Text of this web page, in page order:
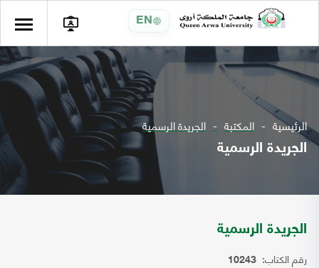
EN
الرئيسية المكتبة الجريدة الرسمية
الجريدة الرسمية
الجريدة الرسمية
رقم الكتاب: 10243